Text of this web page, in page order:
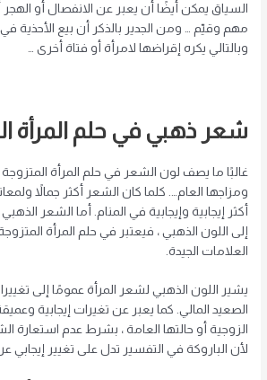
السياق يمكن أيضًا أن يعبر عن الانفصال أو
مهم وقيّم … ومن الجدير بالذكر أن بيع الأحذية
وبالتالي يكره إقراضها لامرأة أو فتاة أخرى …
شعر ذهبي في حلم المرأة
غالبًا ما يصف لون الشعر في حلم المرأة المتزوجة
ومزاجها العام…. كلما كان الشعر أكثر جمالاً
أكثر إيجابية وإيجابية في المنام. أما الشعر
إلى اللون الذهبي ، فيعتبر في حلم المرأة
العلامات الجيدة.
يشير اللون الذهبي لشعر المرأة عمومًا إلى
الصعيد المالي. كما يعبر عن تغيرات إيجابية
الزوجية أو حالتها العامة ، بشرط عدم استعارة
لأن الباروكة في التفسير تدل على تغيير